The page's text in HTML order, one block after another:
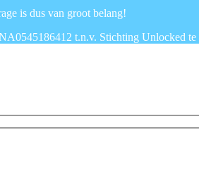
is dus van groot belang!
t.n.v. Stichting Unlocked te